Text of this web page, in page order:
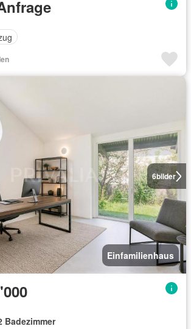
6bilder
Einfamilienhaus
Badezimmer